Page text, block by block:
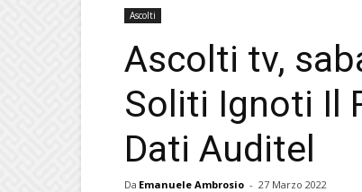
Ascolti
Ascolti tv,
Soliti Ignoti Il
Dati Auditel
Da Emanuele Ambrosio - 27 Marzo 2022